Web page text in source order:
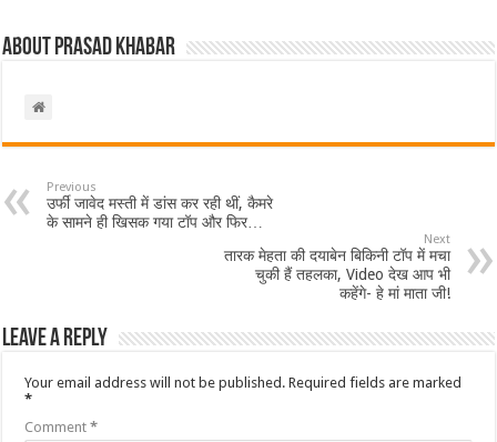
About Prasad Khabar
Previous
उर्फी जावेद मस्ती में डांस कर रही थीं, कैमरे
के सामने ही खिसक गया टॉप और फिर…
Next
तारक मेहता की दयाबेन बिकिनी टॉप में मचा
चुकी हैं तहलका, Video देख आप भी
कहेंगे- हे मां माता जी!
Leave a Reply
Your email address will not be published. Required fields are marked
*
Comment*